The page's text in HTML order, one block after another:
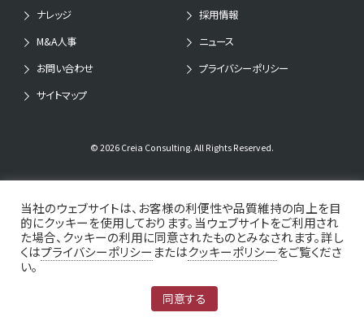
ナレッジ
採用情報
M&A人事
ニュース
お問い合わせ
プライバシーポリシー
サイトマップ
© 2026 Creia Consulting. All Rights Reserved.
当社のウェブサイトは、お客様の利便性や品質維持の向上を目
的にクッキーを使用しております。当ウェブサイトをご利用され
た場合、クッキーの利用に同意されたものとみなされます。詳し
くはプライバシーポリシー またはクッキーポリシーをご覧くださ
い。
同意する